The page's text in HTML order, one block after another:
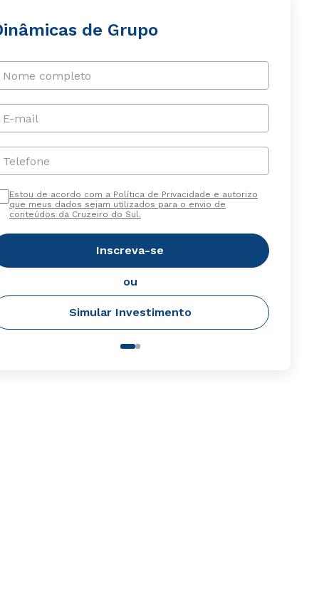
de Grupo
Nome completo
E-mail
Telefone
Estou de acordo com a Política de Privacidade e autorizo
que meus dados sejam utilizados para o envio de
conteúdos da Cruzeiro do Sul.
Inscreva-se
ou
Simular Investimento